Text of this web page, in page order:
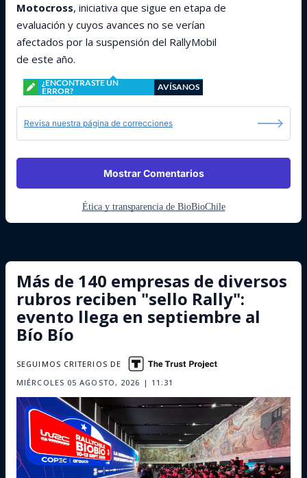
Motocross, iniciativa que sigue en etapa de
evaluación y cuyos avances no se verían
afectados por la suspensión del RallyMobil
de este año.
¿ENCONTRASTE UN
ERROR?
AVÍSANOS
Revisa nuestra página de correcciones
Mostrar Comentarios
Ética y transparencia de BioBioChile
Más de 140 empresas de diversos
rubros reciben "sello Rally":
evento llega en septiembre al
Bío Bío
MIÉRCOLES 05 AGOSTO, 2026 | 11:31
SEGUIMOS CRITERIOS DE